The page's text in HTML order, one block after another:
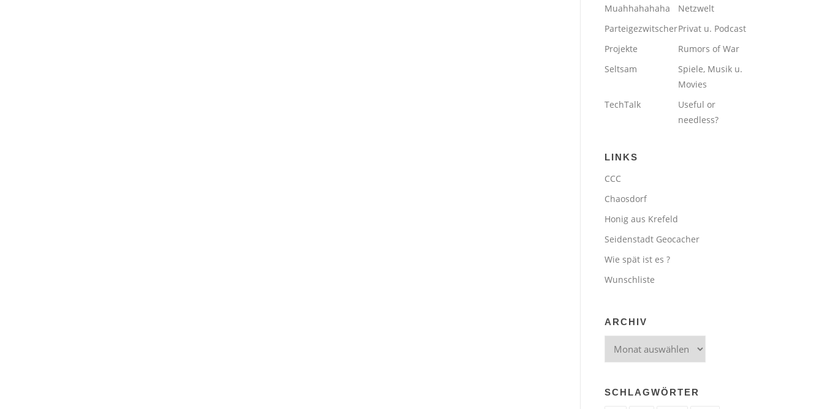
Muahhahahaha
Netzwelt
ParteigezwitscherPrivat u. Podcast
Projekte
Rumors of War
Seltsam
Spiele, Musik u.
Movies
TechTalk
Useful or
needless?
LINKS
CCC
Chaosdorf
Honig aus Krefeld
Seidenstadt Geocacher
Wie spät ist es ?
Wunschliste
ARCHIV
Archiv
SCHLAGWÖRTER